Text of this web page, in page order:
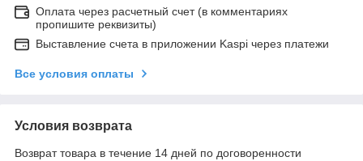
Оплата через расчетный счет (в комментариях
пропишите реквизиты)
Выставление счета в приложении Kaspi через платежи
Все условия оплаты
Условия возврата
Возврат товара в течение 14 дней по договоренности